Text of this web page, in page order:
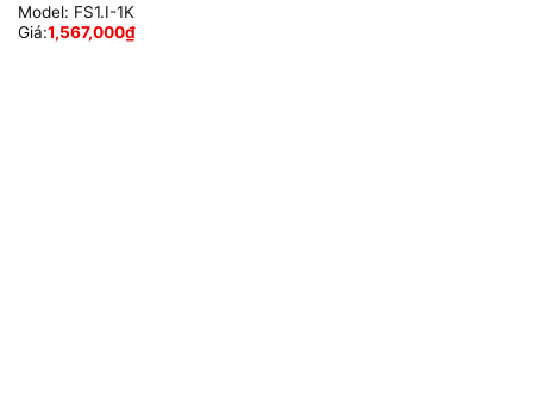
Model: FS1.I-1K
Giá:1,567,000₫